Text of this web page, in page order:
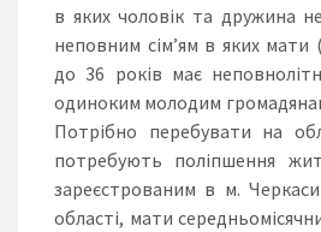
в яких чоловік та дружина
неповним сім’ям в яких мати
до 36 років має
одиноким молодим
Потрібно перебувати на
потребують поліпшення
зареєстрованим в м.
області, мати